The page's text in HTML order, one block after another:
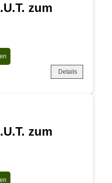
zum
Details
zum